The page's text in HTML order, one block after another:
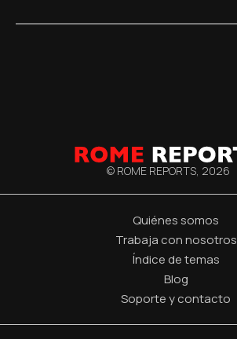
© ROME REPORTS, 2026
Quiénes somos
Trabaja con nosotros
Índice de temas
Blog
Soporte y contacto